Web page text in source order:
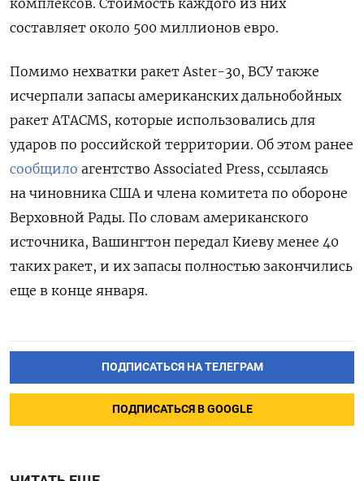
комплексов. Стоимость каждого из них
составляет около 500 миллионов евро.
Помимо нехватки ракет Aster-30, ВСУ также
исчерпали запасы американских дальнобойных
ракет ATACMS, которые использовались для
ударов по российской территории. Об этом ранее
сообщило агентство Associated Press, ссылаясь
на чиновника США и члена комитета по обороне
Верховной Рады. По словам американского
источника, Вашингтон передал Киеву менее 40
таких ракет, и их запасы полностью закончились
еще в конце января.
ПОДПИСАТЬСЯ НА ТЕЛЕГРАМ
ПОДПИСАТЬСЯ В GOOGLE